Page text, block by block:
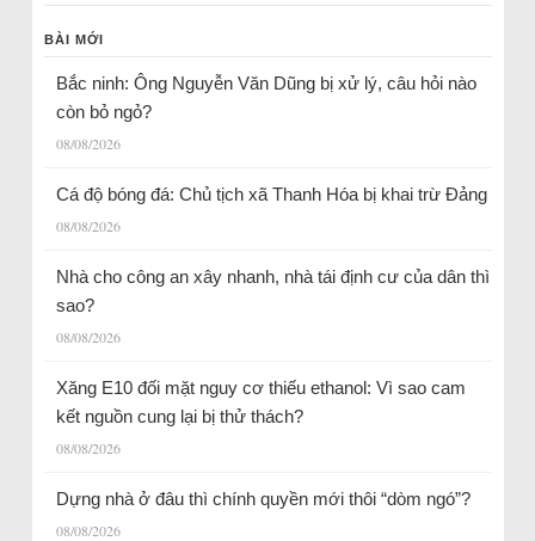
BÀI MỚI
Bắc ninh: Ông Nguyễn Văn Dũng bị xử lý, câu hỏi nào
còn bỏ ngỏ?
08/08/2026
Cá độ bóng đá: Chủ tịch xã Thanh Hóa bị khai trừ Đảng
08/08/2026
Nhà cho công an xây nhanh, nhà tái định cư của dân thì
sao?
08/08/2026
Xăng E10 đối mặt nguy cơ thiếu ethanol: Vì sao cam
kết nguồn cung lại bị thử thách?
08/08/2026
Dựng nhà ở đâu thì chính quyền mới thôi “dòm ngó”?
08/08/2026